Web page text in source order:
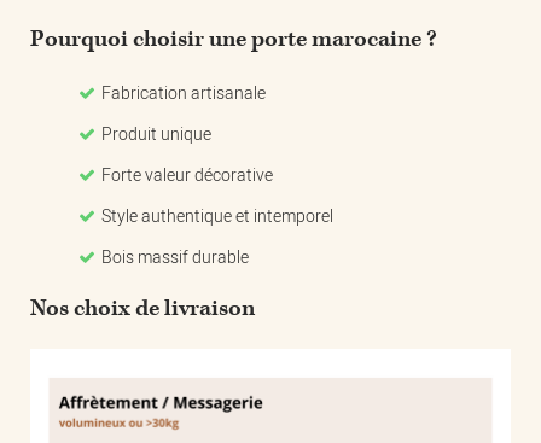
Pourquoi choisir une porte marocaine ?
Fabrication artisanale
Produit unique
Forte valeur décorative
Style authentique et intemporel
Bois massif durable
Nos choix de livraison